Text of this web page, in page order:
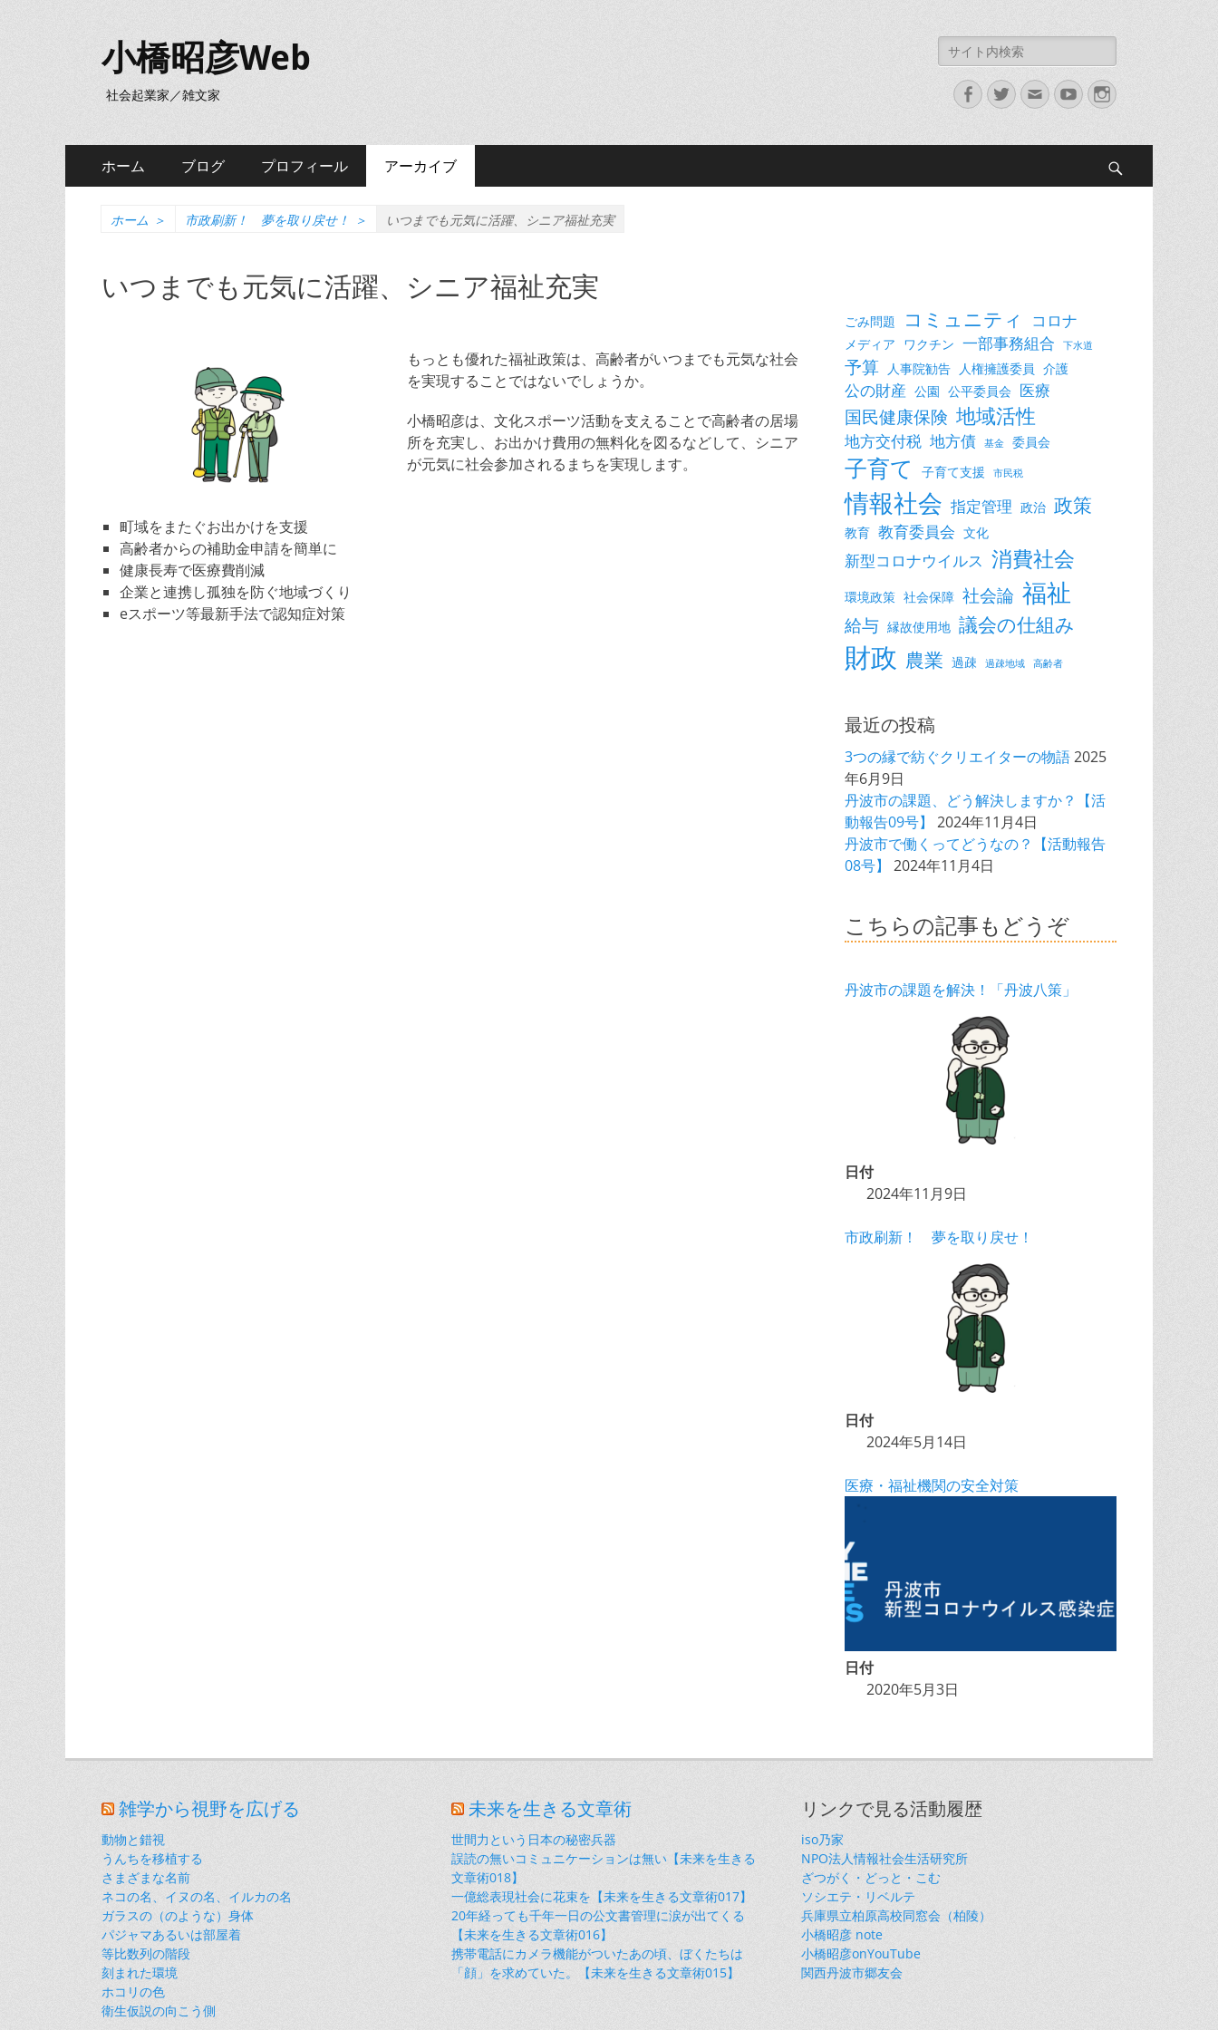
小橋昭彦Web
社会起業家／雑文家
検
索:
Facebook
Twitter
メ
ー
YouTubeInstagram
メ
イ
ニ
ホーム ブログ プロフィール アーカイブ
ホーム ＞ 市政刷新！ 夢を取り戻せ！ ＞ いつまでも元気に活躍、シニア福祉充実
いつまでも元気に活躍、シニア福祉充実
もっとも優れた福祉政策は、高齢者がいつまでも元気な社会
を実現することではないでしょうか。
小橋昭彦は、文化スポーツ活動を支えることで高齢者の居場
所を充実し、お出かけ費用の無料化を図るなどして、シニア
が元気に社会参加されるまちを実現します。
町域をまたぐお出かけを支援
高齢者からの補助金申請を簡単に
健康長寿で医療費削減
企業と連携し孤独を防ぐ地域づくり
eスポーツ等最新手法で認知症対策
ごみ問題 コミュニティ コロナ
メディア ワクチン 一部事務組合 下水道
予算 人事院勧告 人権擁護委員 介護
公の財産 公園 公平委員会 医療
国民健康保険 地域活性
地方交付税 地方債 基金 委員会
子育て 子育て支援 市民税
情報社会 指定管理 政治 政策
教育 教育委員会 文化
新型コロナウイルス 消費社会
環境政策 社会保障 社会論 福祉
給与 縁故使用地 議会の仕組み
財政 農業 過疎 過疎地域 高齢者
最近の投稿
3つの縁で紡ぐクリエイターの物語2025
年6月9日
丹波市の課題、どう解決しますか？【活
動報告09号】
2024年11月4日
丹波市で働くってどうなの？【活動報告
08号】
2024年11月4日
こちらの記事もどうぞ
丹波市の課題を解決！「丹波八策」
日付
2024年11月9日
市政刷新！ 夢を取り戻せ！
日付
2024年5月14日
医療・福祉機関の安全対策
日付
2020年5月3日
雑学から視野を広げる
動物と錯視
うんちを移植する
さまざまな名前
ネコの名、イヌの名、イルカの名
ガラスの（のような）身体
パジャマあるいは部屋着
等比数列の階段
刻まれた環境
ホコリの色
衛生仮説の向こう側
未来を生きる文章術
世間力という日本の秘密兵器
誤読の無いコミュニケーションは無い【未来を生きる
文章術018】
一億総表現社会に花束を【未来を生きる文章術017】
20年経っても千年一日の公文書管理に涙が出てくる
【未来を生きる文章術016】
携帯電話にカメラ機能がついたあの頃、ぼくたちは
「顔」を求めていた。【未来を生きる文章術015】
リンクで見る活動履歴
iso乃家
NPO法人情報社会生活研究所
ざつがく・どっと・こむ
ソシエテ・リベルテ
兵庫県立柏原高校同窓会（柏陵）
小橋昭彦 note
小橋昭彦onYouTube
関西丹波市郷友会